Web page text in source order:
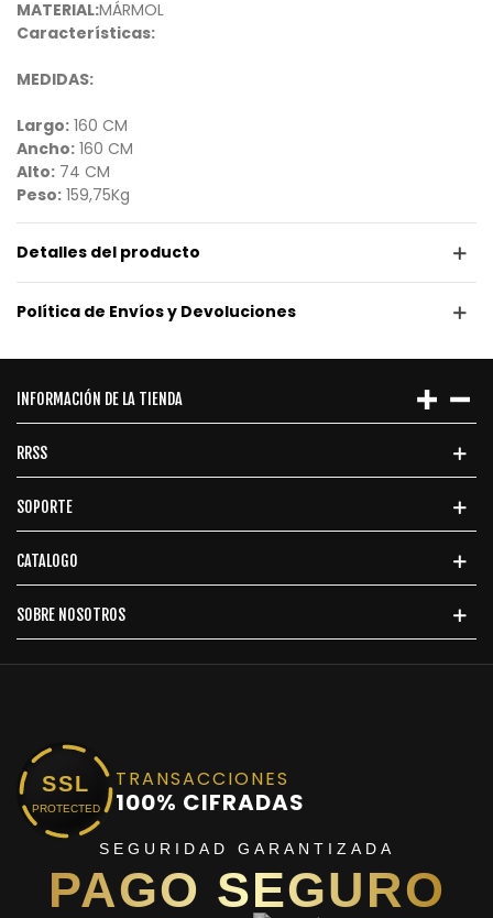
MATERIAL:MÁRMOL
Características:
MEDIDAS:
Largo: 160 CM
Ancho: 160 CM
Alto: 74 CM
Peso: 159,75Kg
Detalles del producto
Política de Envíos y Devoluciones
INFORMACIÓN DE LA TIENDA
RRSS
SOPORTE
CATALOGO
SOBRE NOSOTROS
SSL
PROTECTED
TRANSACCIONES
100% CIFRADAS
SEGURIDAD GARANTIZADA
PAGO SEGURO